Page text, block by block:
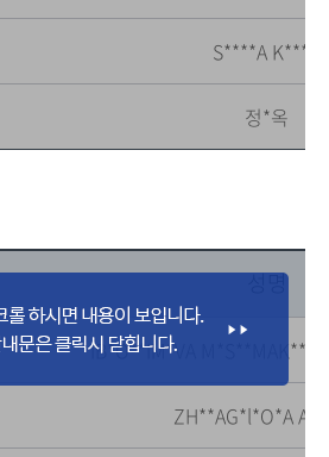
S****A K****I
정*옥
성명
IB*O**IM*VA M*S**MAK**N
ZH**AG*l*O*A